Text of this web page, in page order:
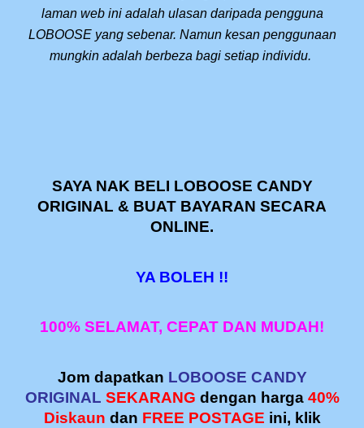
laman web ini adalah ulasan daripada pengguna
LOBOOSE yang sebenar. Namun kesan penggunaan
mungkin adalah berbeza bagi setiap individu.
SAYA NAK BELI LOBOOSE CANDY
ORIGINAL & BUAT BAYARAN SECARA
ONLINE.
YA BOLEH !!
100% SELAMAT, CEPAT DAN MUDAH!
Jom dapatkan LOBOOSE CANDY
ORIGINAL SEKARANG dengan harga 40%
Diskaun dan FREE POSTAGE ini, klik